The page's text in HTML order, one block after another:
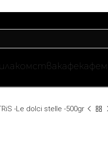
лакомствакафе
-Le dolci stelle -500gr